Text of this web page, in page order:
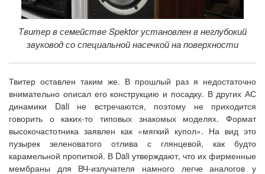
Твитер в семействе Spektor установлен в неглубокий
звуковод со специальной насечкой на поверхности
Твитер оставлен таким же. В прошлый раз я недостаточно
внимательно описал его конструкцию и посадку. В других АС
динамики Dali не встречаются, поэтому не приходится
говорить о каких-то типовых знакомых моделях. Формат
высокочастотника заявлен как «мягкий купол». На вид это
пузырек зеленоватого отлива с глянцевой, как будто
карамельной пропиткой. В Dali утверждают, что их фирменные
мембраны для ВЧ-излучателя намного легче аналогов у